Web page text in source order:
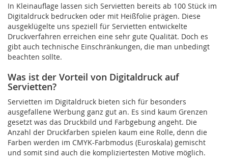
In Kleinauflage lassen sich Servietten bereits ab 100 Stück im
Digitaldruck bedrucken oder mit Heißfolie prägen. Diese
ausgeklügelte uns speziell für Servietten entwickelte
Druckverfahren erreichen eine sehr gute Qualität. Doch es
gibt auch technische Einschränkungen, die man unbedingt
beachten sollte.
Was ist der Vorteil von Digitaldruck auf
Servietten?
Servietten im Digitaldruck bieten sich für besonders
ausgefallene Werbung ganz gut an. Es sind kaum Grenzen
gesetzt was das Druckbild und Farbgebung angeht. Die
Anzahl der Druckfarben spielen kaum eine Rolle, denn die
Farben werden im CMYK-Farbmodus (Euroskala) gemischt
und somit sind auch die kompliziertesten Motive möglich.